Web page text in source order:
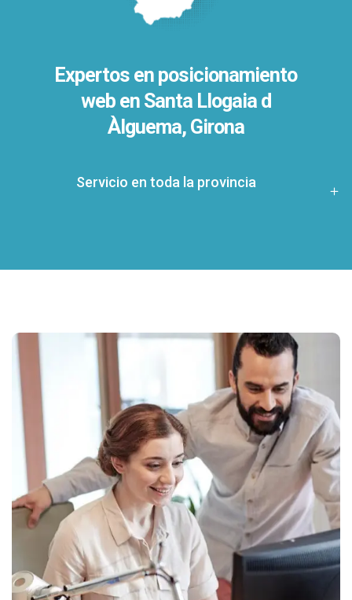
Expertos en posicionamiento
web en Santa Llogaia d
Àlguema, Girona
Servicio en toda la provincia